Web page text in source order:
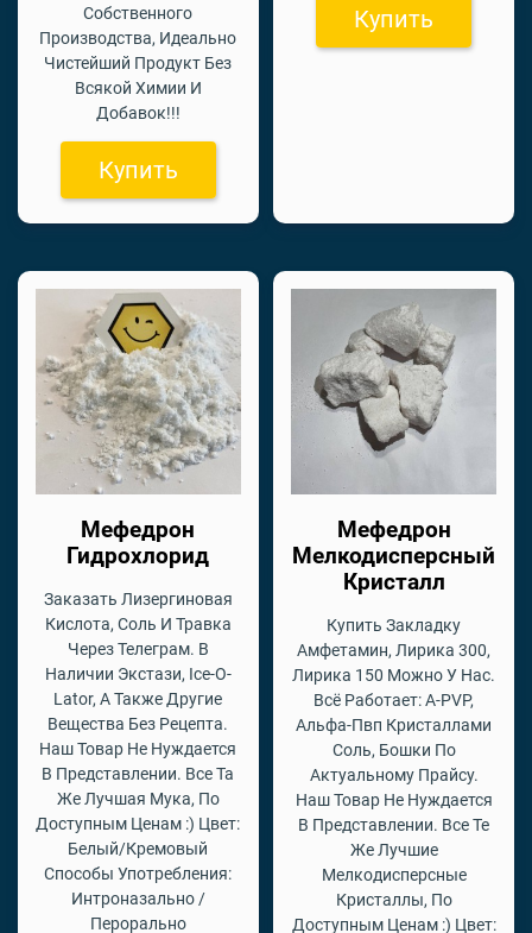
Собственного
Производства, Идеально
Чистейший Продукт Без
Всякой Химии И
Добавок!!!
Купить
Купить
Мефедрон
Гидрохлорид
Заказать Лизергиновая
Кислота, Соль И Травка
Через Телеграм. В
Наличии Экстази, Ice-O-
Lator, А Также Другие
Вещества Без Рецепта.
Наш Товар Не Нуждается
В Представлении. Все Та
Же Лучшая Мука, По
Доступным Ценам :) Цвет:
Белый/Кремовый
Способы Употребления:
Интроназально /
Перорально
Мефедрон
Мелкодисперсный
Кристалл
Купить Закладку
Амфетамин, Лирика 300,
Лирика 150 Можно У Нас.
Всё Работает: A-PVP,
Альфа-Пвп Кристаллами
Соль, Бошки По
Актуальному Прайсу.
Наш Товар Не Нуждается
В Представлении. Все Те
Же Лучшие
Мелкодисперсные
Кристаллы, По
Доступным Ценам :) Цвет: